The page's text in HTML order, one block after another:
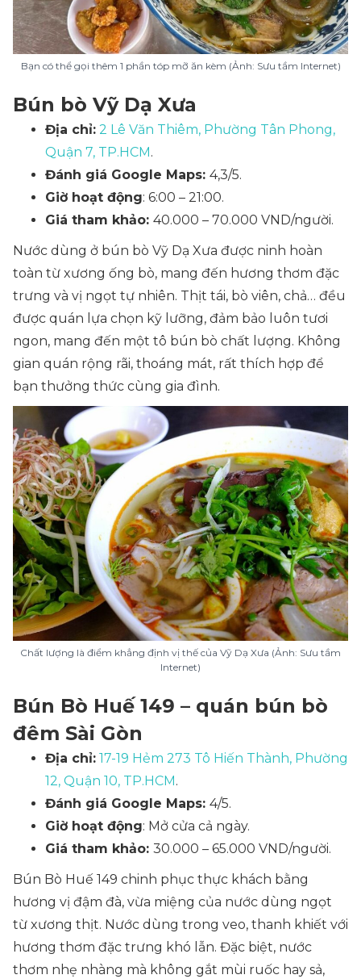
Bạn có thể gọi thêm 1 phần tóp mỡ ăn kèm (Ảnh: Sưu tầm Internet)
Bún bò Vỹ Dạ Xưa
Địa chỉ: 2 Lê Văn Thiêm, Phường Tân Phong,
Quận 7, TP.HCM.
Đánh giá Google Maps: 4,3/5.
Giờ hoạt động: 6:00 – 21:00.
Giá tham khảo: 40.000 – 70.000 VND/người.
Nước dùng ở bún bò Vỹ Dạ Xưa được ninh hoàn
toàn từ xương ống bò, mang đến hương thơm đặc
trưng và vị ngọt tự nhiên. Thịt tái, bò viên, chả… đều
được quán lựa chọn kỹ lưỡng, đảm bảo luôn tươi
ngon, mang đến một tô bún bò chất lượng. Không
gian quán rộng rãi, thoáng mát, rất thích hợp để
bạn thưởng thức cùng gia đình.
Chất lượng là điểm khẳng định vị thế của Vỹ Dạ Xưa (Ảnh: Sưu tầm
Internet)
Bún Bò Huế 149 – quán bún bò
đêm Sài Gòn
Địa chỉ: 17-19 Hẻm 273 Tô Hiến Thành, Phường
12, Quận 10, TP.HCM.
Đánh giá Google Maps: 4/5.
Giờ hoạt động: Mở cửa cả ngày.
Giá tham khảo: 30.000 – 65.000 VND/người.
Bún Bò Huế 149 chinh phục thực khách bằng
hương vị đậm đà, vừa miệng của nước dùng ngọt
từ xương thịt. Nước dùng trong veo, thanh khiết với
hương thơm đặc trưng khó lẫn. Đặc biệt, nước
thơm nhẹ nhàng mà không gắt mùi ruốc hay sả,